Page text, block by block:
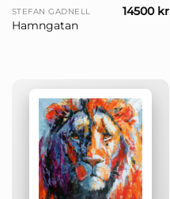
STEFAN GADNELL
Hamngatan
14500 kr